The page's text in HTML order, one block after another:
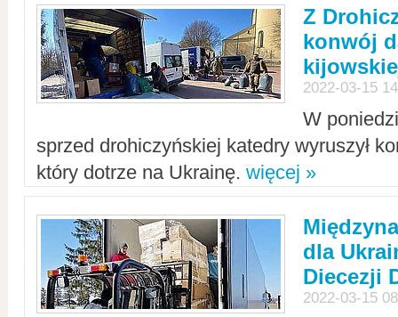
Z
konwój
2022-03-15
W
sprzed drohiczyńskiej katedry wyruszył
który dotrze na Ukrainę. więcej »
dla
Diecezji
2022-03-15